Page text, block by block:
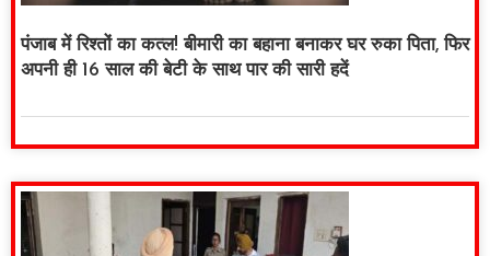
पंजाब में रिश्तों का कत्ल! बीमारी का बहाना बनाकर घर रुका पिता, फिर
अपनी ही 16 साल की बेटी के साथ पार की सारी हदें